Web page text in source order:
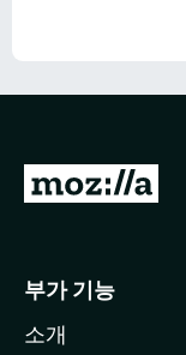
M
l
부가 기능
소개